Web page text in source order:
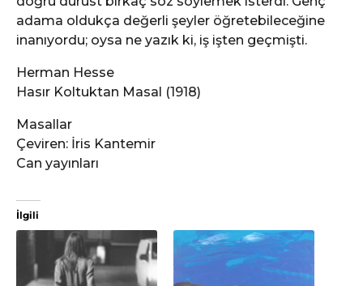
adama oldukça değerli şeyler öğretebileceğine
inanıyordu; oysa ne yazık ki, iş işten geçmişti.
Herman Hesse
Hasır Koltuktan Masal (1918)
Masallar
Çeviren: İris Kantemir
Can yayınları
İlgili